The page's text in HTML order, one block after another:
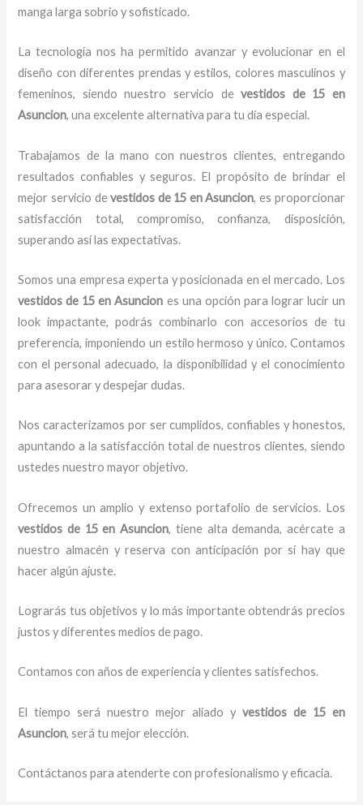
manga larga sobrio y sofisticado.
La tecnología nos ha permitido avanzar y evolucionar en el
diseño con diferentes prendas y estilos, colores masculinos y
femeninos, siendo nuestro servicio devestidos de 15 en
Asuncion, una excelente alternativa para tu día especial.
Trabajamos de la mano con nuestros clientes, entregando
resultados confiables y seguros. El propósito de brindar el
mejor servicio devestidos de 15 en Asuncion, es proporcionar
satisfacción total, compromiso, confianza, disposición,
superando así las expectativas.
Somos una empresa experta y posicionada en el mercado. Los
vestidos de 15en Asuncion es una opción para lograr lucir un
look impactante, podrás combinarlo con accesorios de tu
preferencia, imponiendo un estilo hermoso y único. Contamos
con el personal adecuado, la disponibilidad y el conocimiento
para asesorar y despejar dudas.
Nos caracterizamos por ser cumplidos, confiables y honestos,
apuntando a la satisfacción total de nuestros clientes, siendo
ustedes nuestro mayor objetivo.
Ofrecemos un amplio y extenso portafolio de servicios. Los
vestidos de 15en Asuncion, tiene alta demanda, acércate a
nuestro almacén y reserva con anticipación por si hay que
hacer algún ajuste.
Lograrás tus objetivos y lo más importante obtendrás precios
justos y diferentes medios de pago.
Contamos con años de experiencia y clientes satisfechos.
El tiempo será nuestro mejor aliado y vestidos de 15 en
Asuncion, será tu mejor elección.
Contáctanos para atenderte con profesionalismo y eficacia.